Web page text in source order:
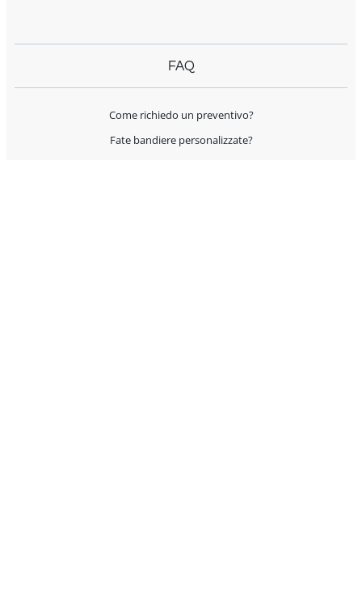
FAQ
Come richiedo un preventivo?
Fate bandiere personalizzate?